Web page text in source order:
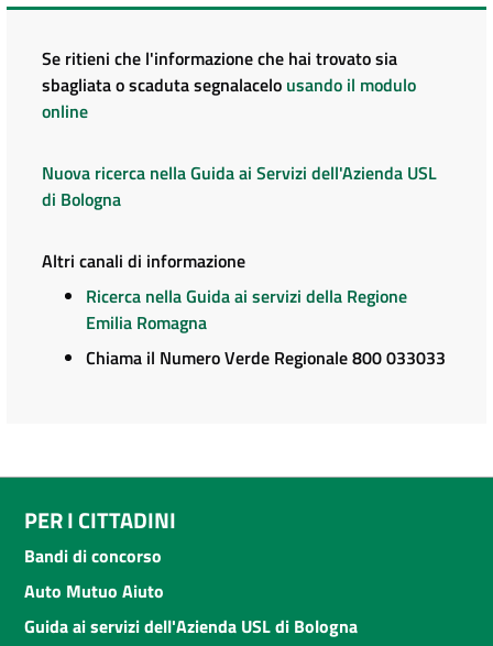
Se ritieni che l'informazione che hai trovato sia
sbagliata o scaduta segnalacelo usando il modulo
online
Nuova ricerca nella Guida ai Servizi dell'Azienda USL
di Bologna
Altri canali di informazione
Ricerca nella Guida ai servizi della Regione
Emilia Romagna
Chiama il Numero Verde Regionale 800 033033
PER I CITTADINI
Bandi di concorso
Auto Mutuo Aiuto
Guida ai servizi dell'Azienda USL di Bologna